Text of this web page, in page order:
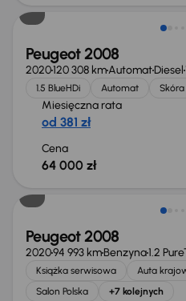
Peugeot 2008
2020120 308 kmAutomatDiesel
1.5 BlueHDi Automat Skóra
Miesięczna rata
od 381 zł
Cena
64 000 zł
Peugeot 2008
202094 993 kmBenzyna1.2
Książka serwisowa Auta
Salon Polska
+7 kolejnych